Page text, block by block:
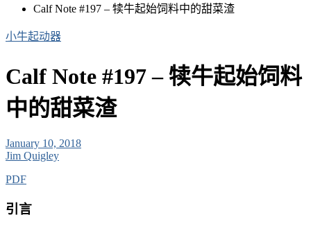
Calf Note #197 – 犊牛起始饲料中的甜菜渣
小牛起动器
Calf Note #197 – 犊牛起始饲料
中的甜菜渣
January 10, 2018
Jim Quigley
PDF
引言